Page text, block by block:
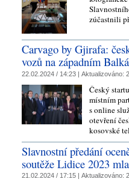
zúčastnili
Carvago by Gjirafa:
vozů na západním
22.02.2024 / 14:23 | Aktualizováno:
Český
místním
s online
otevření
kosovské
Slavnostní předání
soutěže Lidice 2023
21.02.2024 / 17:15 | Aktualizováno: